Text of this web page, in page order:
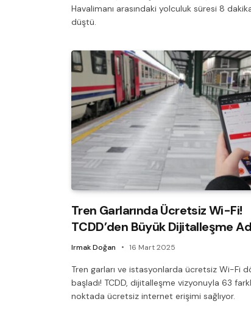
Havalimanı arasındaki yolculuk süresi 8
düştü.
Tren Garlarında Ücretsiz Wi-Fi!
TCDD’den Büyük Dijitalleşme
Irmak Doğan 16 Mart 2025
Tren garları ve istasyonlarda ücretsiz Wi-Fi
başladı! TCDD, dijitalleşme vizyonuyla 63
noktada ücretsiz internet erişimi sağlıyor.